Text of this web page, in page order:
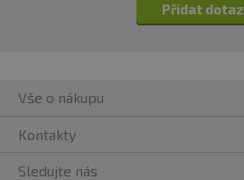
Přidat dotaz
Vše o nákupu
Kontakty
Sledujte nás